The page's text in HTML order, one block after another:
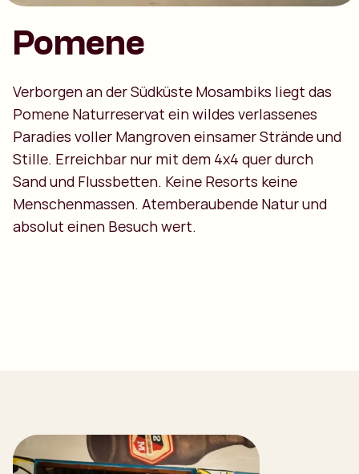
Pomene
Verborgen an der Südküste Mosambiks liegt das
Pomene Naturreservat ein wildes verlassenes
Paradies voller Mangroven einsamer Strände und
Stille. Erreichbar nur mit dem 4x4 quer durch
Sand und Flussbetten. Keine Resorts keine
Menschenmassen. Atemberaubende Natur und
absolut einen Besuch wert.